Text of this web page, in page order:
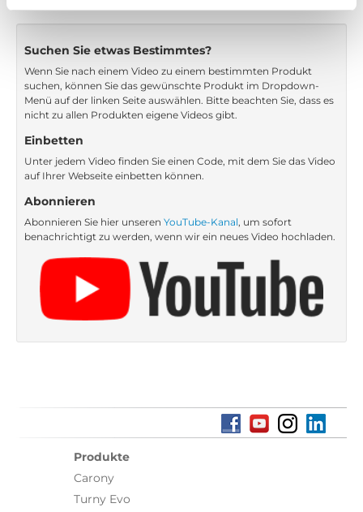
Suchen Sie etwas Bestimmtes?
Wenn Sie nach einem Video zu einem bestimmten Produkt
suchen, können Sie das gewünschte Produkt im Dropdown-
Menü auf der linken Seite auswählen. Bitte beachten Sie, dass es
nicht zu allen Produkten eigene Videos gibt.
Einbetten
Unter jedem Video finden Sie einen Code, mit dem Sie das Video
auf Ihrer Webseite einbetten können.
Abonnieren
Abonnieren Sie hier unseren YouTube-Kanal, um sofort
benachrichtigt zu werden, wenn wir ein neues Video hochladen.
Produkte
Carony
Turny Evo